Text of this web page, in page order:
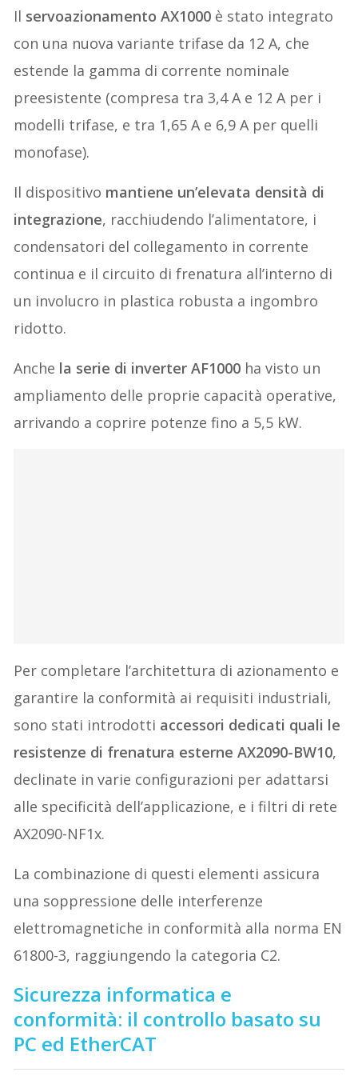
Il servoazionamento AX1000 è stato integrato
con una nuova variante trifase da 12 A, che
estende la gamma di corrente nominale
preesistente (compresa tra 3,4 A e 12 A per i
modelli trifase, e tra 1,65 A e 6,9 A per quelli
monofase).
Il dispositivo mantiene un’elevata densità di
integrazione, racchiudendo l’alimentatore, i
condensatori del collegamento in corrente
continua e il circuito di frenatura all’interno di
un involucro in plastica robusta a ingombro
ridotto.
Anche la serie di inverter AF1000 ha visto un
ampliamento delle proprie capacità operative,
arrivando a coprire potenze fino a 5,5 kW.
Per completare l’architettura di azionamento e
garantire la conformità ai requisiti industriali,
sono stati introdotti accessori dedicati quali le
resistenze di frenatura esterne AX2090-BW10,
declinate in varie configurazioni per adattarsi
alle specificità dell’applicazione, e i filtri di rete
AX2090-NF1x.
La combinazione di questi elementi assicura
una soppressione delle interferenze
elettromagnetiche in conformità alla norma EN
61800-3, raggiungendo la categoria C2.
Sicurezza informatica e
conformità: il controllo basato su
PC ed EtherCAT